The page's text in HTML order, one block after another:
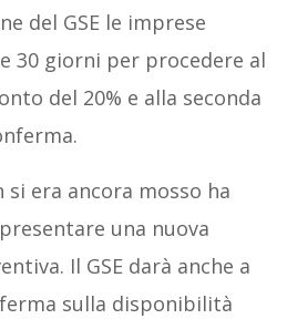
del GSE le imprese
30 giorni per procedere al
del 20% e alla seconda
era ancora mosso ha
una nuova
Il GSE darà anche a
sulla disponibilità